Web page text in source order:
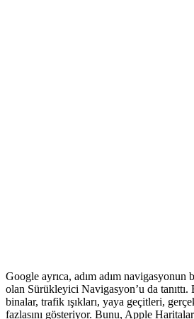
Google ayrıca, adım adım navigasyonun
olan Sürükleyici Navigasyon’u da
binalar, trafik ışıkları, yaya geçitleri,
fazlasını gösteriyor. Bunu, Apple